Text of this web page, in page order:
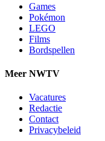
Games
Pokémon
LEGO
Films
Bordspellen
Meer NWTV
Vacatures
Redactie
Contact
Privacybeleid